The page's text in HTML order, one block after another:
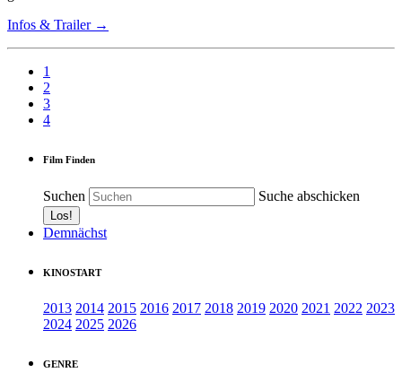
Infos & Trailer →
1
2
3
4
Film Finden
Suchen Suche abschicken
Demnächst
KINOSTART
2013 2014 2015 2016 2017 2018 2019 2020 2021 2022 2023
2024 2025 2026
GENRE